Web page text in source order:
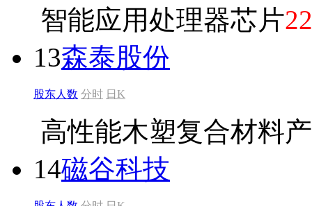
智能应用处理器芯片22
13森泰股份
股东人数 分时 日K
高性能木塑复合材料
14磁谷科技